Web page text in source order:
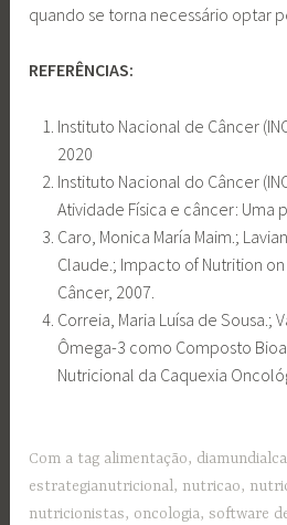
quando se torna necessário optar
REFERÊNCIAS:
Instituto Nacional de Câncer
2020
Instituto Nacional do Câncer
Atividade Física e câncer: Uma
Caro, Monica María Maim.;
Claude.; Impacto of Nutrition
Câncer, 2007.
Correia, Maria Luísa de Sousa.;
Ômega-3 como Composto
Nutricional da Caquexia
Com a tag alimentação,
estrategianutricional, nutricao,
nutricionistas, oncologia,software